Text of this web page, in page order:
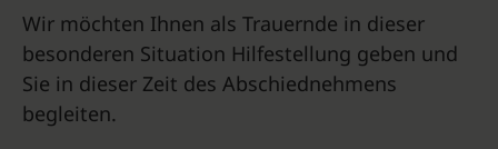
Wir möchten Ihnen als Trauernde in dieser
besonderen Situation Hilfestellung geben und
Sie in dieser Zeit des Abschiednehmens
begleiten.